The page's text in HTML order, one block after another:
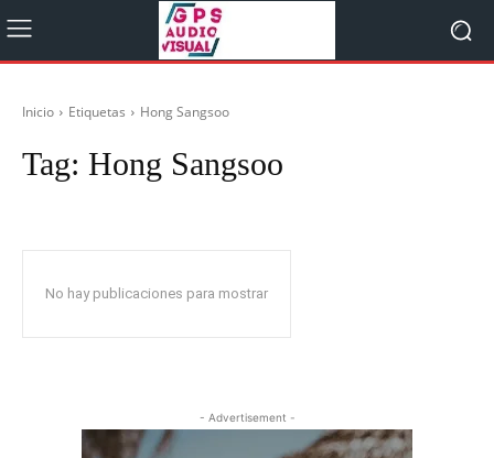
Inicio Etiquetas Hong Sangsoo
Tag: Hong Sangsoo
No hay publicaciones para mostrar
- Advertisement -